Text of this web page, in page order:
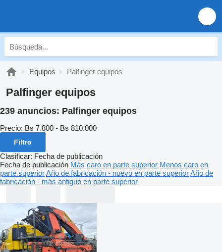
Equipos Palfinger equipos
Palfinger equipos
239 anuncios: Palfinger equipos
Precio: Bs 7.800 - Bs 810.000
Filtro
Clasificar: Fecha de publicación
Fecha de publicación Más caro en parte superior Menos caro en
parte superiorAño de fabricación - nuevo en parte superiorAño de
fabricación - más antiguo en parte superior